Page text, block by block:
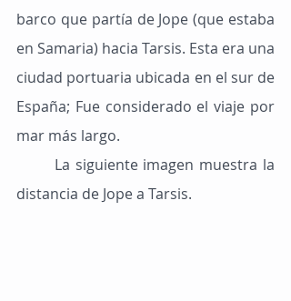
barco que partía de Jope (que estaba
en Samaria) hacia Tarsis. Esta era una
ciudad portuaria ubicada en el sur de
España; Fue considerado el viaje por
mar más largo.
distancia de Jope a Tarsis.